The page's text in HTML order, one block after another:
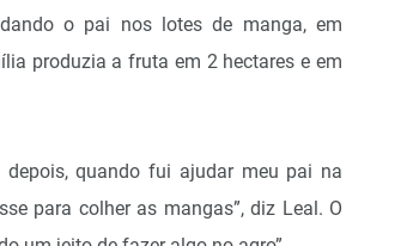
o pai nos lotes de manga, em
produzia a fruta em 2 hectares e em
quando fui ajudar meu pai na
para colher as mangas”, diz Leal. O